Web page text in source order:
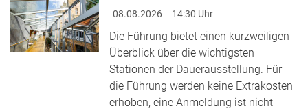
08.08.2026 14:30 Uhr
Die Führung bietet einen kurzweiligen
Überblick über die wichtigsten
Stationen der Dauerausstellung. Für
die Führung werden keine Extrakosten
erhoben, eine Anmeldung ist nicht